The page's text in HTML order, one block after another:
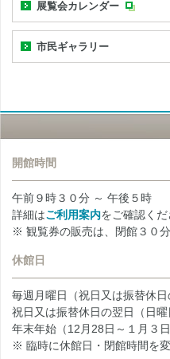
展覧会カレンダー
市民ギャラリー
開館時間
午前９時３０分 ～ 午後５時
詳細はご利用案内をご確認くだ
※ 観覧券の販売は、閉館３０
休館日
毎週月曜日（祝日又は振替休日
祝日又は振替休日の翌日（日曜
年末年始（12月28日～１月３日
※ 臨時に休館日・閉館時間を